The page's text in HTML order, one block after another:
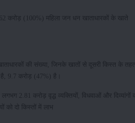
करोड़ (100%) महिला जन धन खाताधारकों के खाते
खाताधारकों की संख्या, जिनके खातों से दूसरी किस्त के
है, 9.7 करोड़ (47%) है।
2.81 करोड़ वृद्ध व्यक्तियों, विधवाओं और दिव्‍यांगों
को दो किस्तों में लाभ